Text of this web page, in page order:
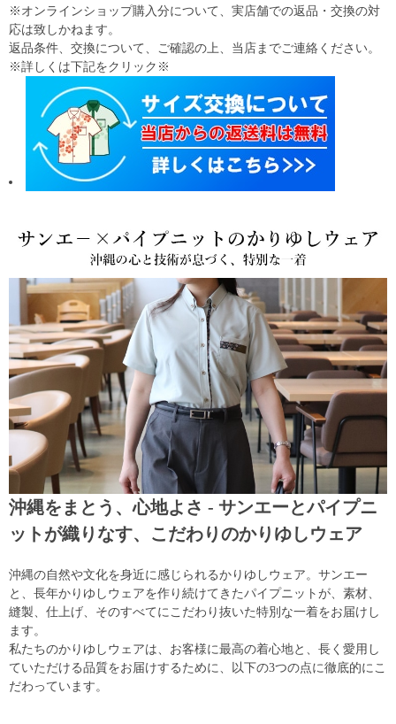
※オンラインショップ購入分について、実店舗での返品・交換の対
応は致しかねます。
返品条件、交換について、ご確認の上、当店までご連絡ください。
※詳しくは下記をクリック※
沖縄をまとう、心地よさ - サンエーとパイプニ
ットが織りなす、こだわりのかりゆしウェア
沖縄の自然や文化を身近に感じられるかりゆしウェア。サンエー
と、長年かりゆしウェアを作り続けてきたパイプニットが、素材、
縫製、仕上げ、そのすべてにこだわり抜いた特別な一着をお届けし
ます。
私たちのかりゆしウェアは、お客様に最高の着心地と、長く愛用し
ていただける品質をお届けするために、以下の3つの点に徹底的にこ
だわっています。